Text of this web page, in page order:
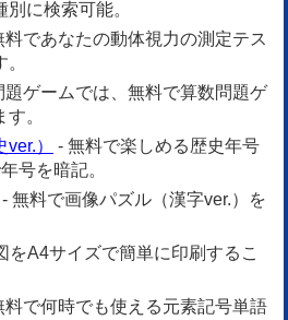
に検索可能。
料であなたの動体視力の測定テス
題ゲームでは、無料で算数問題ゲ
。
）
- 無料で楽しめる歴史年号
号を暗記。
- 無料で画像パズル（漢字ver.）を
をA4サイズで簡単に印刷するこ
料で何時でも使える元素記号単語